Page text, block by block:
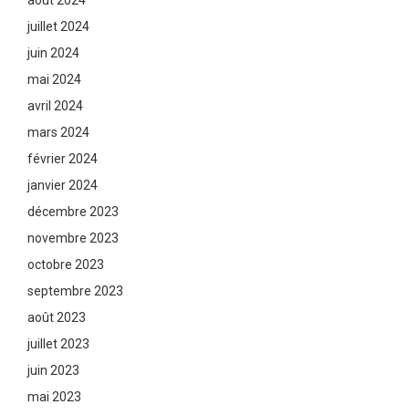
juillet 2024
juin 2024
mai 2024
avril 2024
mars 2024
février 2024
janvier 2024
décembre 2023
novembre 2023
octobre 2023
septembre 2023
août 2023
juillet 2023
juin 2023
mai 2023